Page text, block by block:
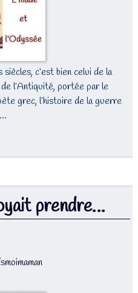
c’est bien celui de la
l’Antiquité, portée par le
grec, l’histoire de la guerre
prendre…